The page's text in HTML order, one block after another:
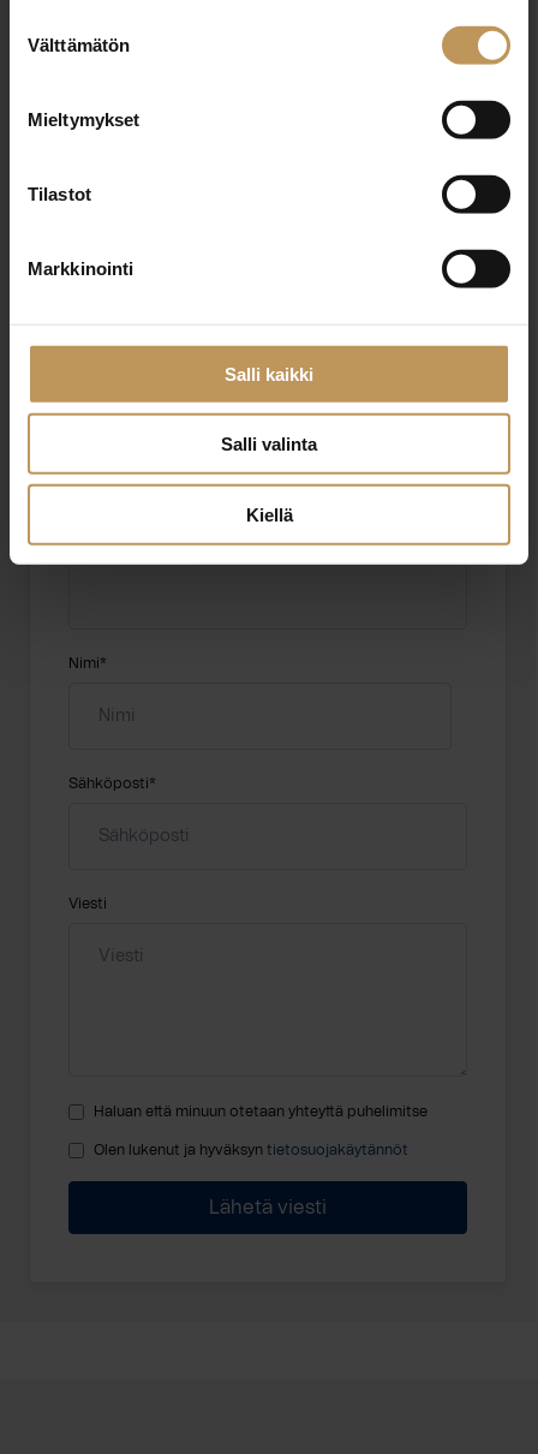
valinta
Välttämätön
Mieltymykset
Tilastot
Markkinointi
Salli kaikki
Salli valinta
Kiellä
Jätä yhteystietosi, niin otan yhteyttä
" näyttää pakolliset kentät
Aihe
Nimi*
Sähköposti*
Viesti
Haluan että minuun otetaan yhteyttä puhelimitse
Olen lukenut ja hyväksyn tietosuojakäytännöt